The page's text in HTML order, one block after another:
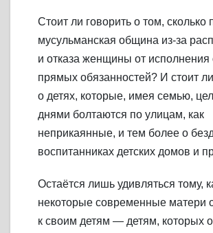
Стоит ли говорить о том, сколько
мусульманская община из-за
и отказа женщины от исполнения
прямых обязанностей? И стоит
о детях, которые, имея семью,
днями болтаются по улицам, как
неприкаянные, и тем более о
воспитанниках детских домов и
Остаётся лишь удивляться тому,
некоторые современные матери
к своим детям — детям, которых